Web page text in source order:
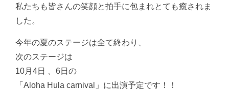
私たちも皆さんの笑顔と拍手に包まれとても癒されま
した。
今年の夏のステージは全て終わり、
次のステージは
10月4日 、6日の
「Aloha Hula carnival」に出演予定です！！